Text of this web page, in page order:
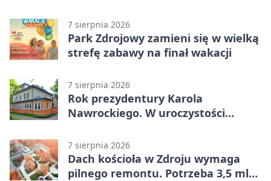
7 sierpnia 2026
Park Zdrojowy zamieni się w wielką
strefę zabawy na finał wakacji
7 sierpnia 2026
Rok prezydentury Karola
Nawrockiego. W uroczystości
7 sierpnia 2026
Dach kościoła w Zdroju wymaga
pilnego remontu. Potrzeba 3,5 mln